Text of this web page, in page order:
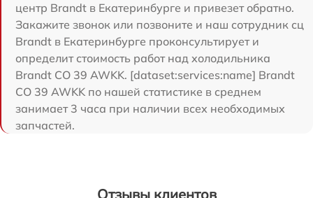
центр Brandt в Екатеринбурге и привезет обратно.
Закажите звонок или позвоните и наш сотрудник сц
Brandt в Екатеринбурге проконсультирует и
определит стоимость работ над холодильника
Brandt CO 39 AWKK. [dataset:services:name] Brandt
CO 39 AWKK по нашей статистике в среднем
занимает 3 часа при наличии всех необходимых
запчастей.
Отзывы клиентов